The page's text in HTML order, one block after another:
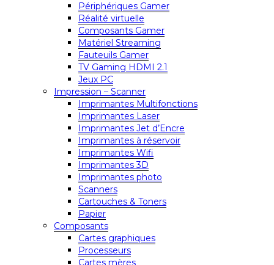
Périphériques Gamer
Réalité virtuelle
Composants Gamer
Matériel Streaming
Fauteuils Gamer
TV Gaming HDMI 2.1
Jeux PC
Impression – Scanner
Imprimantes Multifonctions
Imprimantes Laser
Imprimantes Jet d’Encre
Imprimantes à réservoir
Imprimantes Wifi
Imprimantes 3D
Imprimantes photo
Scanners
Cartouches & Toners
Papier
Composants
Cartes graphiques
Processeurs
Cartes mères